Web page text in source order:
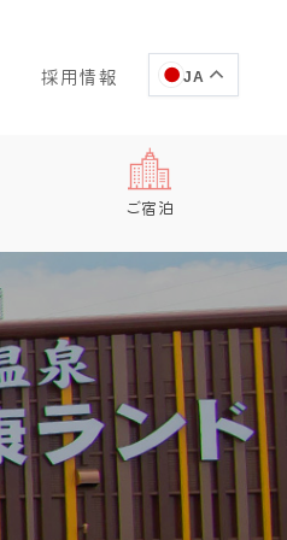
採用情報 JA
ご宿泊